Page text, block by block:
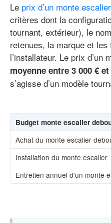
Le prix d’un monte escalier
critères dont la
tournant, extérieur), le
retenues, la marque et
l’installateur. Le prix d’un
moyenne entre 3 000 € et
s’agisse d’un modèle
Budget monte escalier
Achat du monte escalier
Installation du monte escalier
Entretien annuel d’un monte